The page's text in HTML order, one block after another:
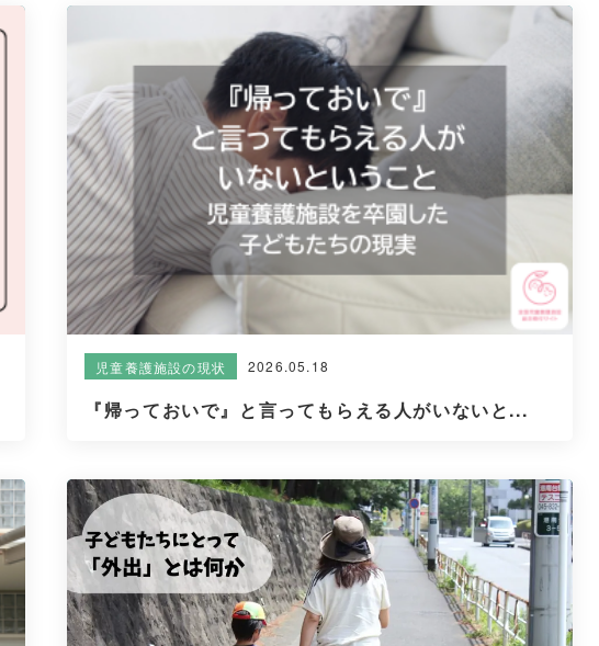
児童養護施設の現状 2026.05.18
『帰っておいで』と言ってもらえる人がいないと...